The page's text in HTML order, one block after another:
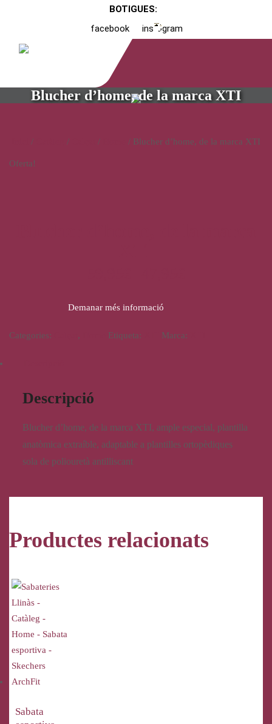
BOTIGUES:
facebook
instagram
Blucher d’home, de la marca XTI
/ / / / Blucher d’home, de la marca XTI
Oferta!
Demanar més informació
Categories: , Etiqueta: Marca:
Descripció
Blucher d’home, de la marca XTI, ample especial, plantilla
anatòmica extraíble, adaptable a plantilles ortopèdiques
sola de poliouretà antilliscant
Productes relacionats
Sabata